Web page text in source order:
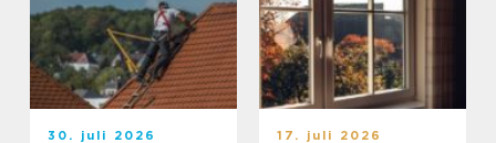
30. juli 2026 17. juli 2026